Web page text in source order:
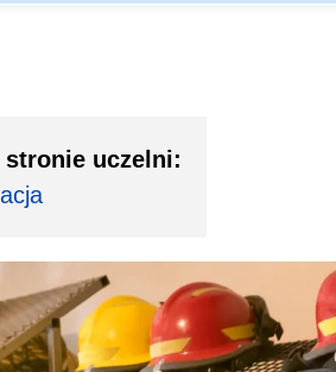
uczelni: